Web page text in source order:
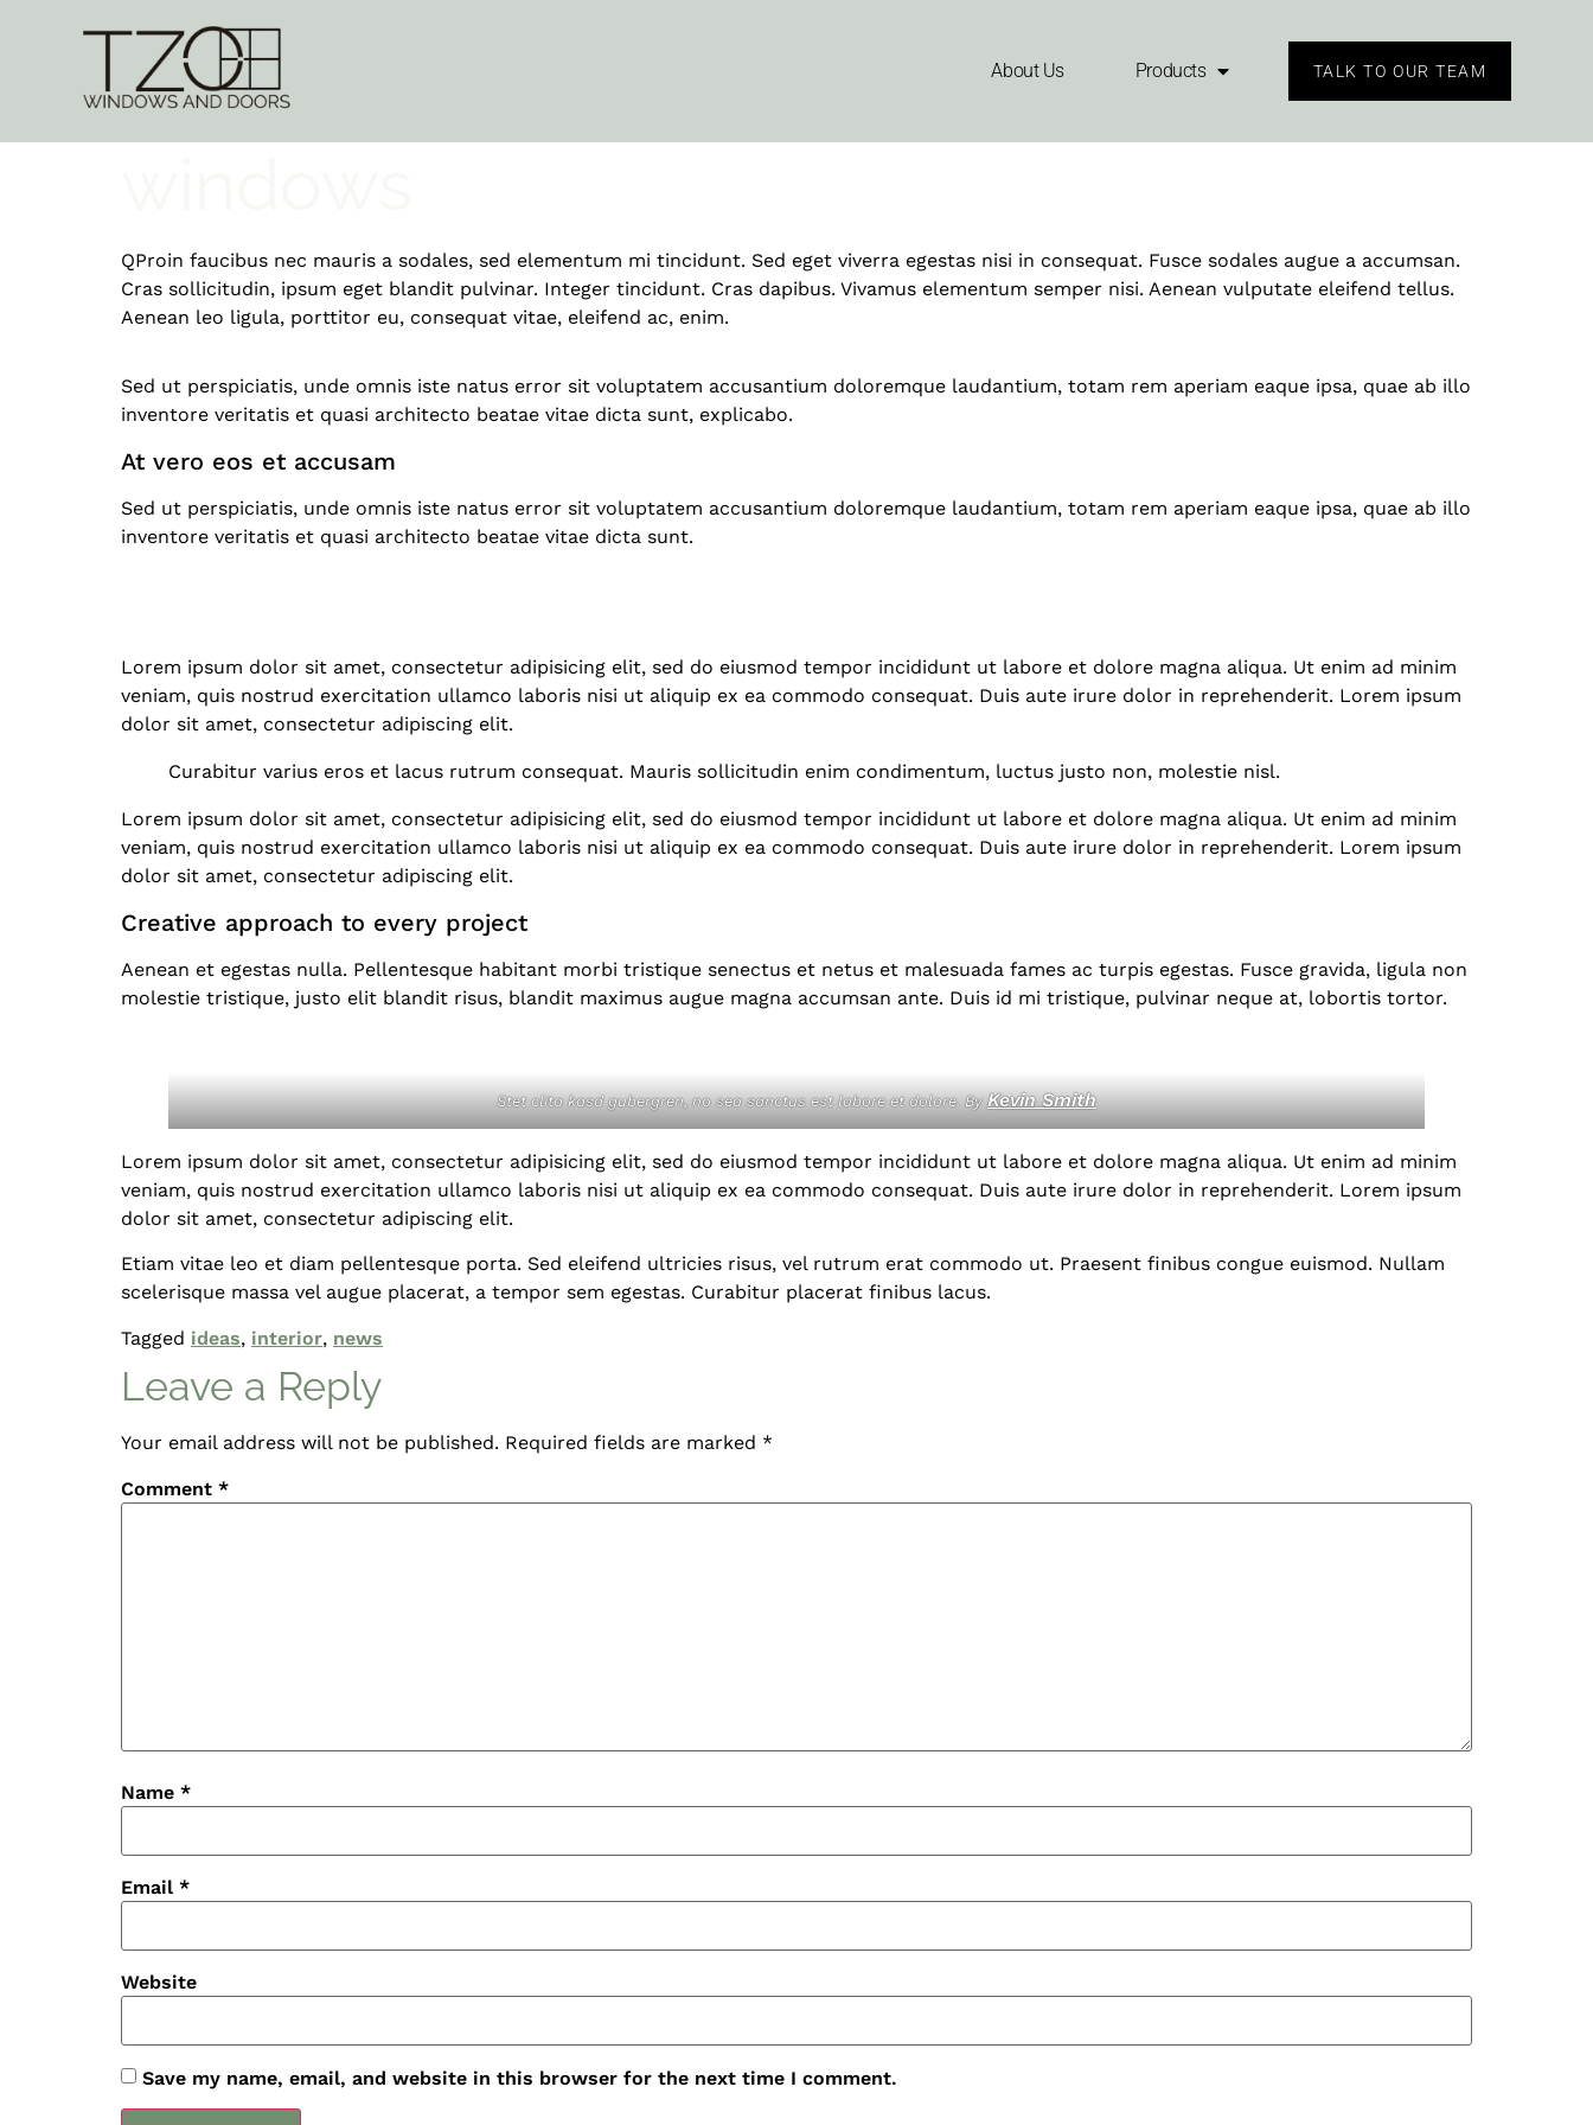
About Us Products TALK TO OUR TEAM
Soundproofing in modern wooden
QProin faucibus nec mauris a sodales, sed elementum mi tincidunt. Sed eget viverra egestas nisi in consequat. Fusce sodales augue a accumsan.
Cras sollicitudin, ipsum eget blandit pulvinar. Integer tincidunt. Cras dapibus. Vivamus elementum semper nisi. Aenean vulputate eleifend tellus.
Aenean leo ligula, porttitor eu, consequat vitae, eleifend ac, enim.
Sed ut perspiciatis, unde omnis iste natus error sit voluptatem accusantium doloremque laudantium, totam rem aperiam eaque ipsa, quae ab illo
inventore veritatis et quasi architecto beatae vitae dicta sunt, explicabo.
At vero eos et accusam
Sed ut perspiciatis, unde omnis iste natus error sit voluptatem accusantium doloremque laudantium, totam rem aperiam eaque ipsa, quae ab illo
inventore veritatis et quasi architecto beatae vitae dicta sunt.
Lorem ipsum dolor sit amet, consectetur adipisicing elit, sed do eiusmod tempor incididunt ut labore et dolore magna aliqua. Ut enim ad minim
veniam, quis nostrud exercitation ullamco laboris nisi ut aliquip ex ea commodo consequat. Duis aute irure dolor in reprehenderit. Lorem ipsum
dolor sit amet, consectetur adipiscing elit.
Curabitur varius eros et lacus rutrum consequat. Mauris sollicitudin enim condimentum, luctus justo non, molestie nisl.
Lorem ipsum dolor sit amet, consectetur adipisicing elit, sed do eiusmod tempor incididunt ut labore et dolore magna aliqua. Ut enim ad minim
veniam, quis nostrud exercitation ullamco laboris nisi ut aliquip ex ea commodo consequat. Duis aute irure dolor in reprehenderit. Lorem ipsum
dolor sit amet, consectetur adipiscing elit.
Creative approach to every project
Aenean et egestas nulla. Pellentesque habitant morbi tristique senectus et netus et malesuada fames ac turpis egestas. Fusce gravida, ligula non
molestie tristique, justo elit blandit risus, blandit maximus augue magna accumsan ante. Duis id mi tristique, pulvinar neque at, lobortis tortor.
Stet clita kasd gubergren, no sea sanctus est labore et dolore. ByKevin Smith
Lorem ipsum dolor sit amet, consectetur adipisicing elit, sed do eiusmod tempor incididunt ut labore et dolore magna aliqua. Ut enim ad minim
veniam, quis nostrud exercitation ullamco laboris nisi ut aliquip ex ea commodo consequat. Duis aute irure dolor in reprehenderit. Lorem ipsum
dolor sit amet, consectetur adipiscing elit.
Etiam vitae leo et diam pellentesque porta. Sed eleifend ultricies risus, vel rutrum erat commodo ut. Praesent finibus congue euismod. Nullam
scelerisque massa vel augue placerat, a tempor sem egestas. Curabitur placerat finibus lacus.
Tagged ideas, interior, news
Leave a Reply
Your email address will not be published. Required fields are marked *
Comment *
Name *
Email *
Website
Save my name, email, and website in this browser for the next time I comment.